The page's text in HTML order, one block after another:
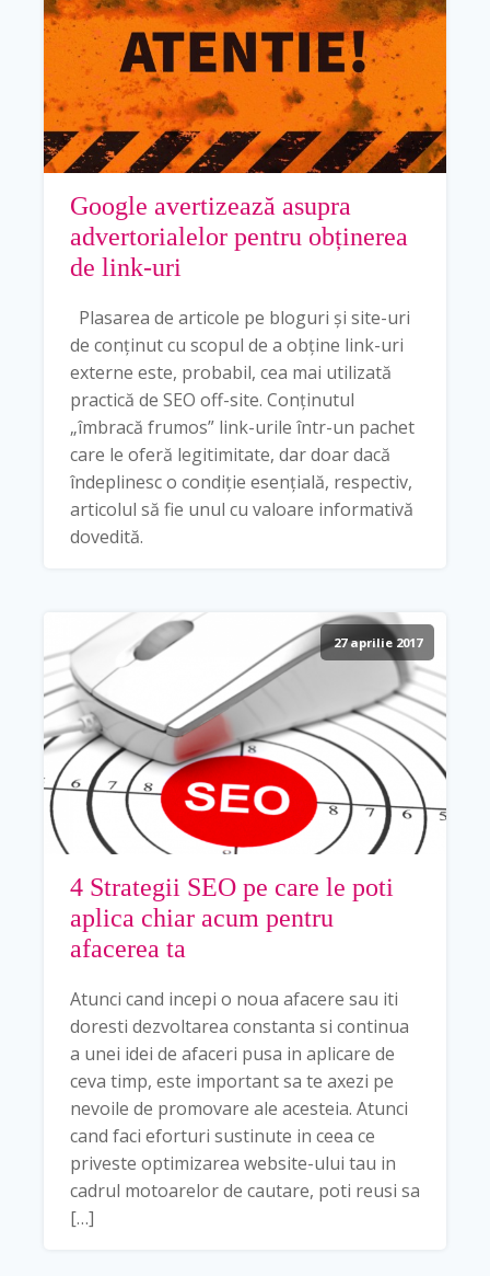
Google avertizează asupra
advertorialelor pentru obținerea
de link-uri
Plasarea de articole pe bloguri și site-uri
de conținut cu scopul de a obține link-uri
externe este, probabil, cea mai utilizată
practică de SEO off-site. Conținutul
„îmbracă frumos” link-urile într-un pachet
care le oferă legitimitate, dar doar dacă
îndeplinesc o condiție esențială, respectiv,
articolul să fie unul cu valoare informativă
dovedită.
27 aprilie 2017
4 Strategii SEO pe care le poti
aplica chiar acum pentru
afacerea ta
Atunci cand incepi o noua afacere sau iti
doresti dezvoltarea constanta si continua
a unei idei de afaceri pusa in aplicare de
ceva timp, este important sa te axezi pe
nevoile de promovare ale acesteia. Atunci
cand faci eforturi sustinute in ceea ce
priveste optimizarea website-ului tau in
cadrul motoarelor de cautare, poti reusi sa
[…]